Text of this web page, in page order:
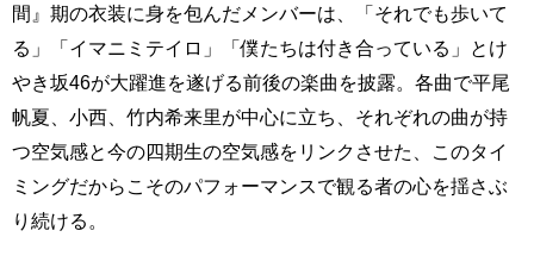
間』期の衣装に身を包んだメンバーは、「それでも歩いて
る」「イマニミテイロ」「僕たちは付き合っている」とけ
やき坂46が大躍進を遂げる前後の楽曲を披露。各曲で平尾
帆夏、小西、竹内希来里が中心に立ち、それぞれの曲が持
つ空気感と今の四期生の空気感をリンクさせた、このタイ
ミングだからこそのパフォーマンスで観る者の心を揺さぶ
り続ける。